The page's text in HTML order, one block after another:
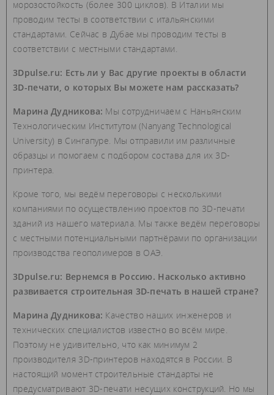
морозостойкость (более 300 циклов). В Италии мы
проводим тесты в соответствии с итальянскими
стандартами. Сейчас в Дубае мы проводим тесты в
соответствии с местными стандартами.
3Dpulse.ru: Есть ли у Вас другие проекты в области
3D-печати, о которых Вы можете нам рассказать?
Марина Дудникова: Мы сотрудничаем с Наньянским
Технологическим Институтом (Nanyang Technological
University) в Сингапуре. Мы отправили им различные
образцы и помогаем с подбором состава для их 3D-
принтера.
Кроме того, мы ведём переговоры с несколькими
компаниями по осуществлению проектов по 3D-печати
зданий из нашего материала. Мы также ведём переговоры
с местными потенциальными партнёрами по организации
производства геополимеров в ОАЭ.
3Dpulse.ru: Вернемся в Россию. Насколько активно
развивается строительная 3D-печать в нашей стране?
Марина Дудникова: Качество наших инженеров и
технических специалистов известно во всём мире.
Поэтому не удивительно, что как минимум 2
производителя 3D-принтеров находятся в России. В
настоящий момент строительные стандарты не
предусматривают 3D-печати несущих конструкций. Но мы